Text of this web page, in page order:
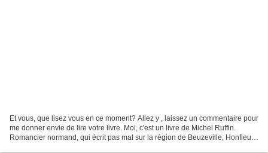
Et vous, que lisez vous en ce moment? Allez y , laissez un commentaire pour
me donner envie de lire votre livre. Moi, c'est un livre de Michel Ruffin.
Romancier normand, qui écrit pas mal sur la région de Beuzeville, Honfleur.